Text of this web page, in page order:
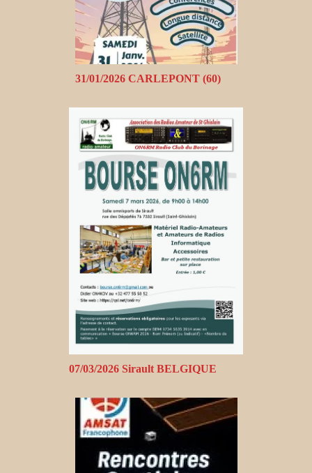
31/01/2026 CARLEPONT (60)
07/03/2026 Sirault BELGIQUE